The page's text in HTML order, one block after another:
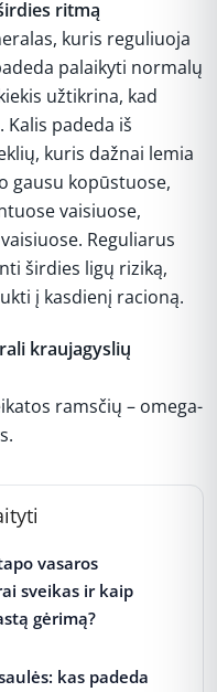
ritmą
kuris reguliuoja
palaikyti normalų
užtikrina, kad
padeda iš
kuris dažnai lemia
gausu kopūstuose,
vaisiuose,
Reguliarus
širdies ligų riziką,
į kasdienį racioną.
kraujagyslių
ramsčių – omega-
vasaros
sveikas ir kaip
gėrimą?
kas padeda